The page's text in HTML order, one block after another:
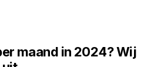
maand in 2024? Wij